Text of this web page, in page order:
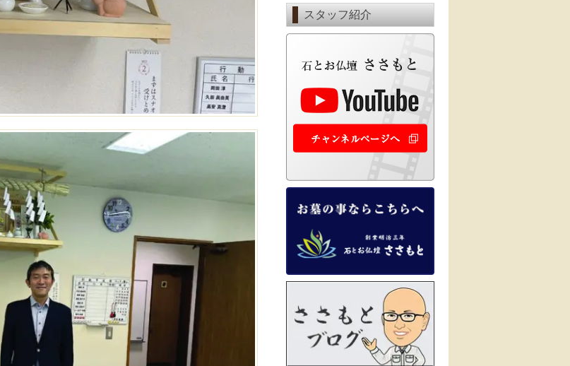
スタッフ紹介